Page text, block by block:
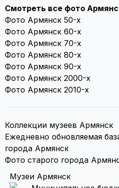
Смотреть все фото
Фото Армянск 50-х
Фото Армянск 60-х
Фото Армянск 70-х
Фото Армянск 80-х
Фото Армянск 90-х
Фото Армянск 2000-х
Фото Армянск 2010-х
Коллекции музеев Армянск
Ежедневно обновляемая
города Армянск
Фото старого города
Музеи Армянск